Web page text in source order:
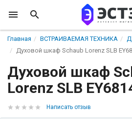
Главная ВСТРАИВАЕМАЯ ТЕХНИКА
Духовой шкаф Schaub Lorenz SLB
Духовой шкаф
Lorenz SLB
Написать отзыв